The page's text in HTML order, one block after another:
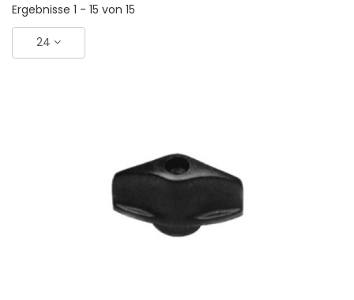
Ergebnisse 1 - 15 von 15
24